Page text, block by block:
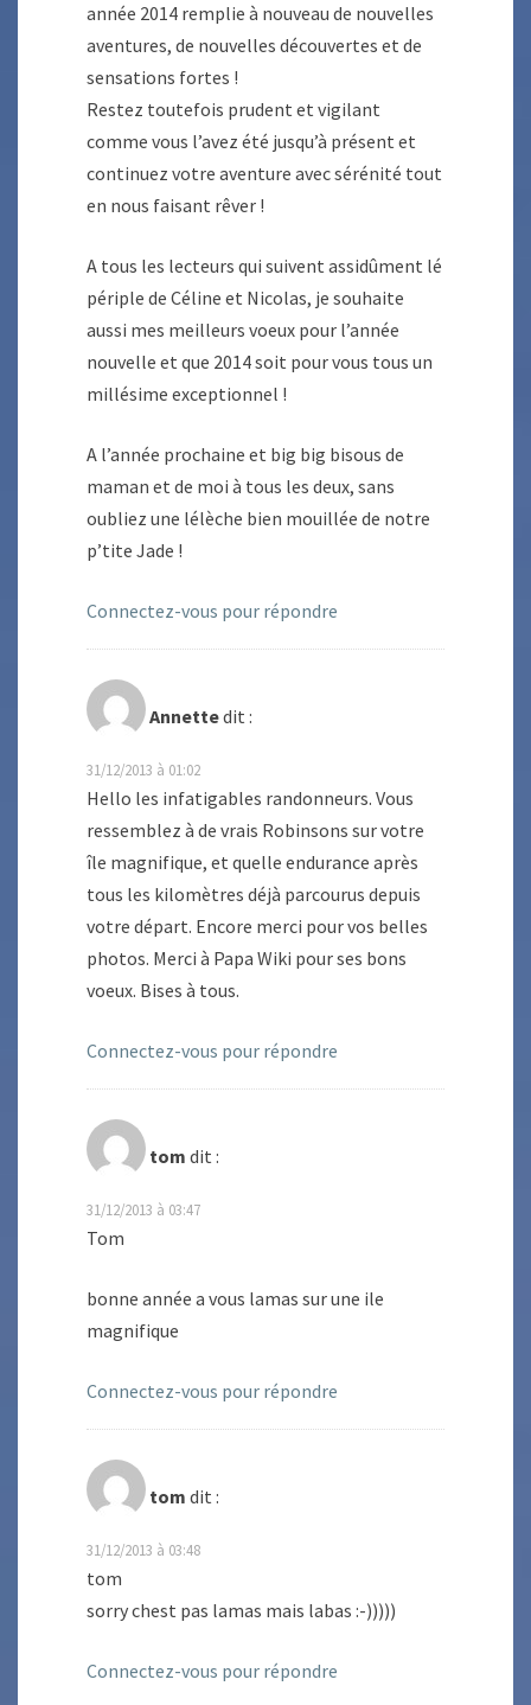
année 2014 remplie à nouveau de nouvelles
aventures, de nouvelles découvertes et de
sensations fortes !
Restez toutefois prudent et vigilant
comme vous l’avez été jusqu’à présent et
continuez votre aventure avec sérénité tout
en nous faisant rêver !
A tous les lecteurs qui suivent assidûment lé
périple de Céline et Nicolas, je souhaite
aussi mes meilleurs voeux pour l’année
nouvelle et que 2014 soit pour vous tous un
millésime exceptionnel !
A l’année prochaine et big big bisous de
maman et de moi à tous les deux, sans
oubliez une lélèche bien mouillée de notre
p’tite Jade !
Connectez-vous pour répondre
Annettedit :
31/12/2013 à 01:02
Hello les infatigables randonneurs. Vous
ressemblez à de vrais Robinsons sur votre
île magnifique, et quelle endurance après
tous les kilomètres déjà parcourus depuis
votre départ. Encore merci pour vos belles
photos. Merci à Papa Wiki pour ses bons
voeux. Bises à tous.
Connectez-vous pour répondre
tom dit :
31/12/2013 à 03:47
Tom
bonne année a vous lamas sur une ile
magnifique
Connectez-vous pour répondre
tom dit :
31/12/2013 à 03:48
tom
sorry chest pas lamas mais labas :-)))))
Connectez-vous pour répondre